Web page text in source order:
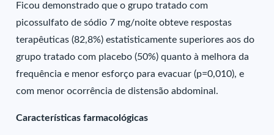
Ficou demonstrado que o grupo tratado com
picossulfato de sódio 7 mg/noite obteve respostas
terapêuticas (82,8%) estatisticamente superiores aos do
grupo tratado com placebo (50%) quanto à melhora da
frequência e menor esforço para evacuar (p=0,010), e
com menor ocorrência de distensão abdominal.
Características farmacológicas